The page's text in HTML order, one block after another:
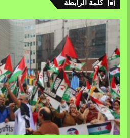
الصحراويين.
كلمة الرابطة